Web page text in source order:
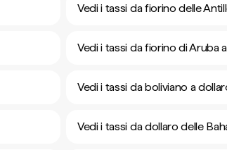
Vedi i tassi da fiorino delle
Vedi i tassi da fiorino di Aruba
Vedi i tassi da boliviano a
Vedi i tassi da dollaro delle